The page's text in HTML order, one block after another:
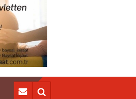
futboluna da değmeli